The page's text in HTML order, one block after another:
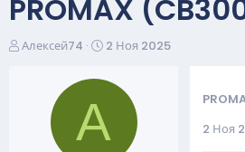
PROMAX
А
Алексей74
Д
т
а
2 Ноя 2025
А
2 Ноя